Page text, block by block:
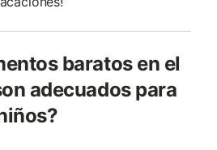
baratos en el
adecuados para